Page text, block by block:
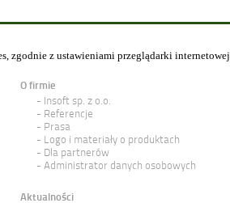
zgodnie z ustawieniami przeglądarki
O firmie
Insoft sp. z o.o.
Referencje
Prasa
Logo i materiały o produktach
Dla partnerów
Administrator danych osobowych
Aktualności